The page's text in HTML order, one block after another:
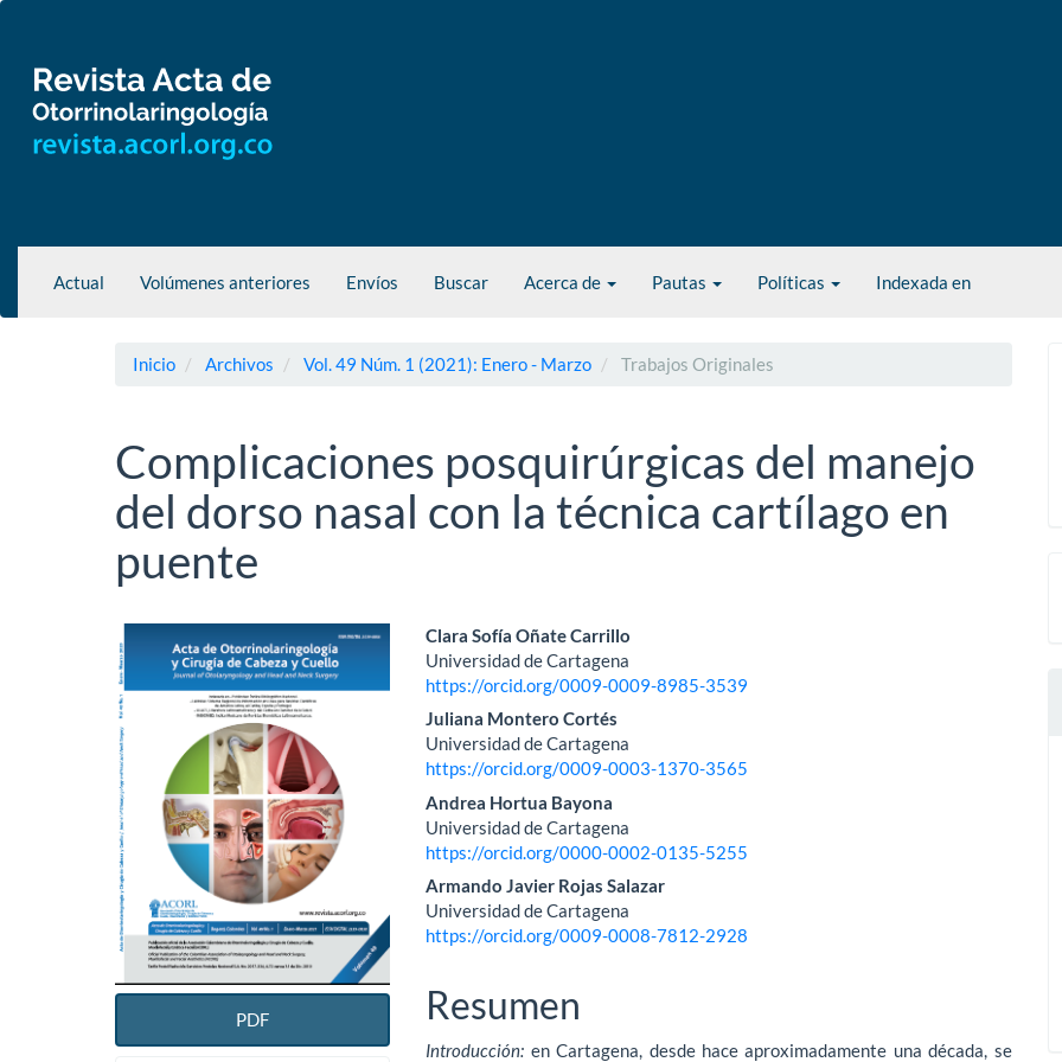
principal
Barra
lateral
Actual Volúmenes anteriores Envíos Buscar Acerca de Pautas Políticas Indexada en
Inicio Archivos Vol. 49 Núm. 1 (2021): Enero - Marzo Trabajos Originales
Complicaciones posquirúrgicas del manejo
del dorso nasal con la técnica cartílago en
puente
Barra
lateral
del
artículo
PDF
Contenido
principal
del
artículo
Clara Sofía Oñate Carrillo
Universidad de Cartagena
https://orcid.org/0009-0009-8985-3539
Juliana Montero Cortés
Universidad de Cartagena
https://orcid.org/0009-0003-1370-3565
Andrea Hortua Bayona
Universidad de Cartagena
https://orcid.org/0000-0002-0135-5255
Armando Javier Rojas Salazar
Universidad de Cartagena
https://orcid.org/0009-0008-7812-2928
Resumen
Introducción: en Cartagena, desde hace aproximadamente una década, se